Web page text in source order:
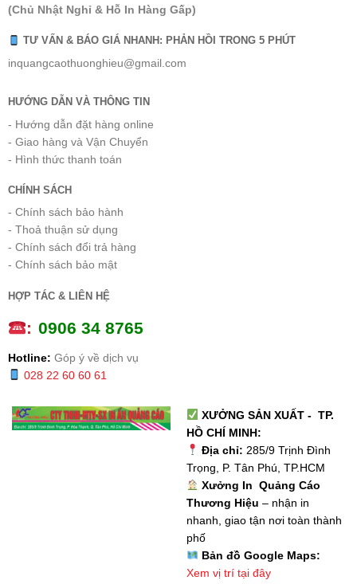
(Chủ Nhật Nghỉ & Hỗ In Hàng Gấp)
TƯ VẤN & BÁO GIÁ NHANH: PHẢN HỒI TRONG 5 PHÚT
inquangcaothuonghieu@gmail.com
HƯỚNG DẪN VÀ THÔNG TIN
- Hướng dẫn đặt hàng online
- Giao hàng và Vận Chuyển
- Hình thức thanh toán
CHÍNH SÁCH
- Chính sách bảo hành
- Thoả thuận sử dụng
- Chính sách đổi trả hàng
- Chính sách bảo mật
HỢP TÁC & LIÊN HỆ
: 0906 34 8765
Hotline: Góp ý về dịch vụ
028 22 60 60 61
XƯỞNG SẢN XUẤT - TP.
HỒ CHÍ MINH:
Địa chỉ: 285/9 Trịnh Đình
Trọng, P. Tân Phú, TP.HCM
Xưởng In Quảng Cáo
Thương Hiệu – nhận in
nhanh, giao tận nơi toàn thành
phố
Bản đồ Google Maps:
Xem vị trí tại đây